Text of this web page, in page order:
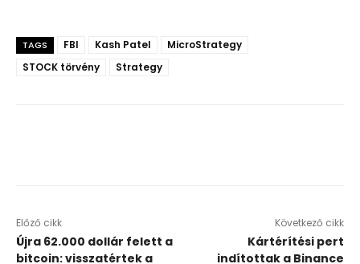
TAGS FBI Kash Patel
MicroStrategy
STOCK törvény
Strategy
Előző cikk
Újra 62.000 dollár felett a
bitcoin: visszatértek a
Következő cikk
Kártérítési pert
indítottak a Binance